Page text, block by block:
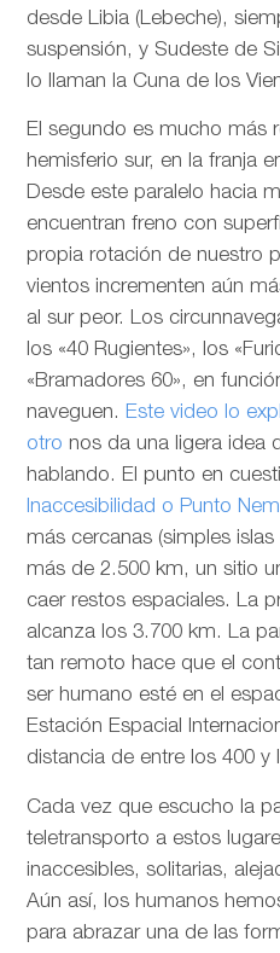
desde Libia (Lebeche),
suspensión, y Sudeste de
lo llaman la Cuna de los
El segundo es mucho más
hemisferio sur, en la franja
Desde este paralelo hacia
encuentran freno con
propia rotación de nuestro
vientos incrementen aún
al sur peor. Los
los «40 Rugientes», los
«Bramadores 60», en
naveguen. Este video lo
otro nos da una ligera idea
hablando. El punto en
Inaccesibilidad o Punto
más cercanas (simples
más de 2.500 km, un sitio
caer restos espaciales. La
alcanza los 3.700 km. La
tan remoto hace que el
ser humano esté en el
Estación Espacial
distancia de entre los 400 y
Cada vez que escucho la
teletransporto a estos
inaccesibles, solitarias,
Aún así, los humanos
para abrazar una de las